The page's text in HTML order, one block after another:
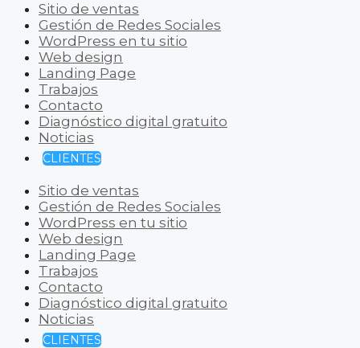
Sitio de ventas
Gestión de Redes Sociales
WordPress en tu sitio
Web design
Landing Page
Trabajos
Contacto
Diagnóstico digital gratuito
Noticias
CLIENTES
Sitio de ventas
Gestión de Redes Sociales
WordPress en tu sitio
Web design
Landing Page
Trabajos
Contacto
Diagnóstico digital gratuito
Noticias
CLIENTES